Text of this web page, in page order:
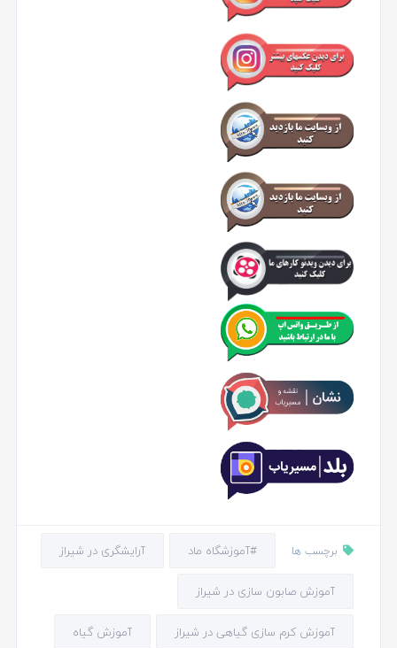
برچسب ها #آموزشگاه ماد آرایشگری در شیراز
آموزش صابون سازی در شیراز
آموزش کرم سازی گیاهی در شیراز آموزش گیاه